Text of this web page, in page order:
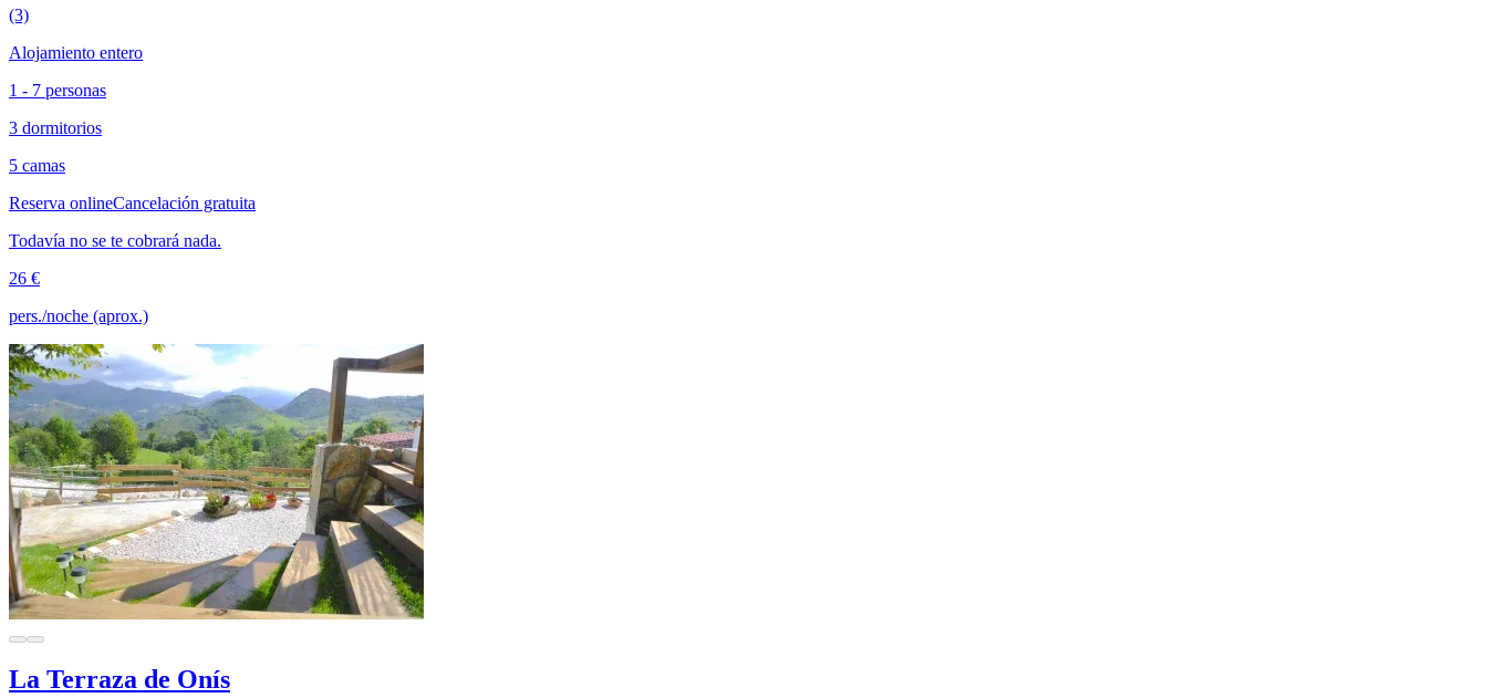
(3)
Alojamiento entero
1 - 7 personas
3 dormitorios
5 camas
Reserva onlineCancelación gratuita
Todavía no se te cobrará nada.
26 €
pers./noche (aprox.)
La Terraza de Onís